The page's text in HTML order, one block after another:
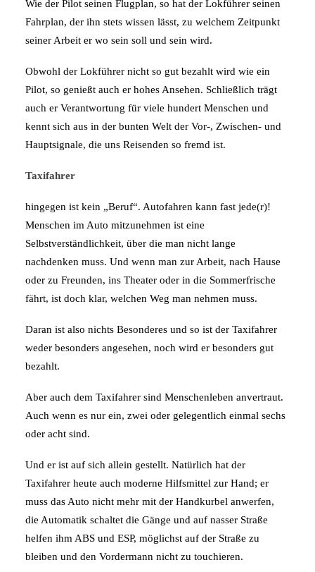
Wie der Pilot seinen Flugplan, so hat der Lokführer seinen
Fahrplan, der ihn stets wissen lässt, zu welchem Zeitpunkt
seiner Arbeit er wo sein soll und sein wird.
Obwohl der Lokführer nicht so gut bezahlt wird wie ein
Pilot, so genießt auch er hohes Ansehen. Schließlich trägt
auch er Verantwortung für viele hundert Menschen und
kennt sich aus in der bunten Welt der Vor-, Zwischen- und
Hauptsignale, die uns Reisenden so fremd ist.
Taxifahrer
hingegen ist kein „Beruf“. Autofahren kann fast jede(r)!
Menschen im Auto mitzunehmen ist eine
Selbstverständlichkeit, über die man nicht lange
nachdenken muss. Und wenn man zur Arbeit, nach Hause
oder zu Freunden, ins Theater oder in die Sommerfrische
fährt, ist doch klar, welchen Weg man nehmen muss.
Daran ist also nichts Besonderes und so ist der Taxifahrer
weder besonders angesehen, noch wird er besonders gut
bezahlt.
Aber auch dem Taxifahrer sind Menschenleben anvertraut.
Auch wenn es nur ein, zwei oder gelegentlich einmal sechs
oder acht sind.
Und er ist auf sich allein gestellt. Natürlich hat der
Taxifahrer heute auch moderne Hilfsmittel zur Hand; er
muss das Auto nicht mehr mit der Handkurbel anwerfen,
die Automatik schaltet die Gänge und auf nasser Straße
helfen ihm ABS und ESP, möglichst auf der Straße zu
bleiben und den Vordermann nicht zu touchieren.